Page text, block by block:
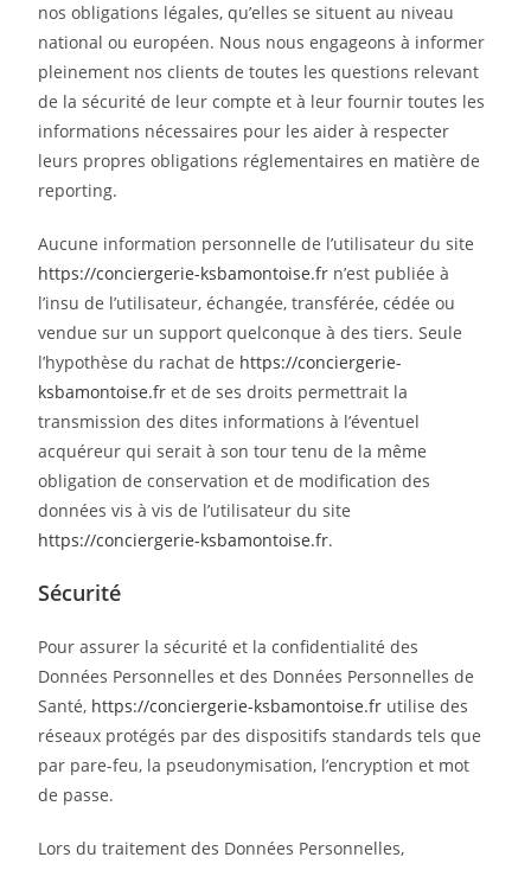
nos obligations légales, qu’elles se situent au niveau
national ou européen. Nous nous engageons à informer
pleinement nos clients de toutes les questions relevant
de la sécurité de leur compte et à leur fournir toutes les
informations nécessaires pour les aider à respecter
leurs propres obligations réglementaires en matière de
reporting.
Aucune information personnelle de l’utilisateur du site
https://conciergerie-ksbamontoise.fr n’est publiée à
l’insu de l’utilisateur, échangée, transférée, cédée ou
vendue sur un support quelconque à des tiers. Seule
l’hypothèse du rachat de https://conciergerie-
ksbamontoise.fr et de ses droits permettrait la
transmission des dites informations à l’éventuel
acquéreur qui serait à son tour tenu de la même
obligation de conservation et de modification des
données vis à vis de l’utilisateur du site
https://conciergerie-ksbamontoise.fr.
Sécurité
Pour assurer la sécurité et la confidentialité des
Données Personnelles et des Données Personnelles de
Santé, https://conciergerie-ksbamontoise.fr utilise des
réseaux protégés par des dispositifs standards tels que
par pare-feu, la pseudonymisation, l’encryption et mot
de passe.
Lors du traitement des Données Personnelles,